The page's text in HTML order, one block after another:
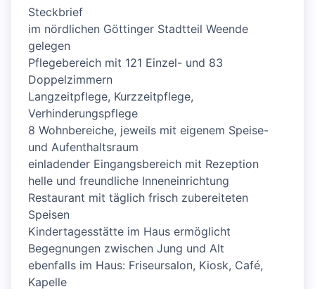
Steckbrief
im nördlichen Göttinger Stadtteil Weende
gelegen
Pflegebereich mit 121 Einzel- und 83
Doppelzimmern
Langzeitpflege, Kurzzeitpflege,
Verhinderungspflege
8 Wohnbereiche, jeweils mit eigenem Speise-
und Aufenthaltsraum
einladender Eingangsbereich mit Rezeption
helle und freundliche Inneneinrichtung
Restaurant mit täglich frisch zubereiteten
Speisen
Kindertagesstätte im Haus ermöglicht
Begegnungen zwischen Jung und Alt
ebenfalls im Haus: Friseursalon, Kiosk, Café,
Kapelle